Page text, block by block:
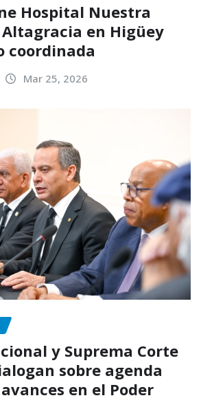
Hospital Nuestra
Altagracia en Higüey
coordinada
Mar 25, 2026
y Suprema Corte
sobre agenda
en el Poder